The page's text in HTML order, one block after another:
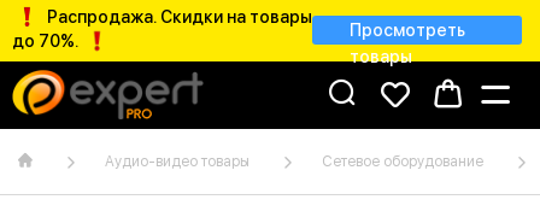
Распродажа. Скидки на товары
до 70%.
Просмотреть
товары
Аудио-видео товары Сетевое оборудование